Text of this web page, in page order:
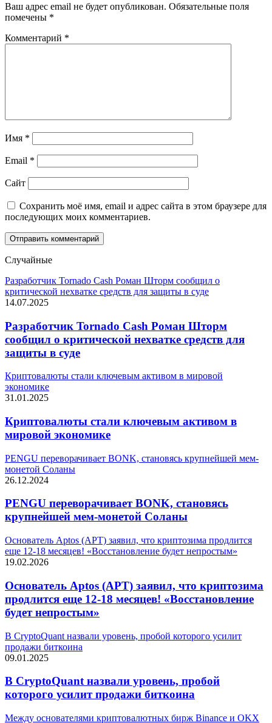
Ваш адрес email не будет опубликован. Обязательные поля
помечены *
Комментарий *
Имя *
Email *
Сайт
Сохранить моё имя, email и адрес сайта в этом браузере для
последующих моих комментариев.
Случайные
Разработчик Tornado Cash Роман Шторм сообщил о
критической нехватке средств для защиты в суде
14.07.2025
Разработчик Tornado Cash Роман Шторм
сообщил о критической нехватке средств для
защиты в суде
Криптовалюты стали ключевым активом в мировой
экономике
31.01.2025
Криптовалюты стали ключевым активом в
мировой экономике
PENGU переворачивает BONK, становясь крупнейшей мем-
монетой Соланы
26.12.2024
PENGU переворачивает BONK, становясь
крупнейшей мем-монетой Соланы
Основатель Aptos (APT) заявил, что криптозима продлится
еще 12-18 месяцев! «Восстановление будет непростым»
19.02.2026
Основатель Aptos (APT) заявил, что криптозима
продлится еще 12-18 месяцев! «Восстановление
будет непростым»
В CryptoQuant назвали уровень, пробой которого усилит
продажи биткоина
09.01.2025
В CryptoQuant назвали уровень, пробой
которого усилит продажи биткоина
Между основателями криптовалютных бирж Binance и OKX